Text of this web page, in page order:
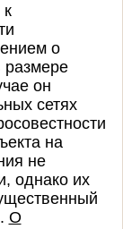
о
размере
он
сетях
на
не
однако их
О